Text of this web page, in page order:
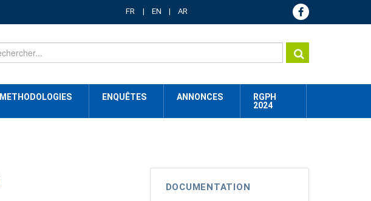
FR EN AR
METHODOLOGIES ENQUÊTES ANNONCES
RGPH
2024
DOCUMENTATION